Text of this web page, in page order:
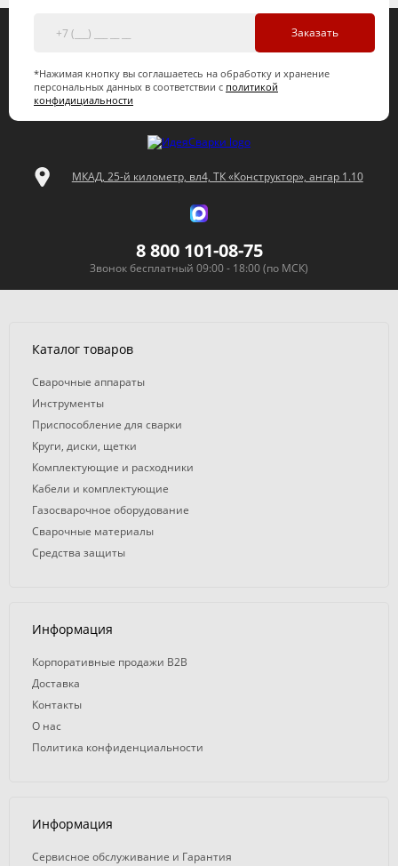
Заказать
*Нажимая кнопку вы соглашаетесь на обработку и хранение
персональных данных в соответствии с политикой
конфидициальности
МКАД, 25-й километр, вл4, ТК «Конструктор», ангар 1.10
8 800 101-08-75
Звонок бесплатный 09:00 - 18:00 (по МСК)
Каталог товаров
Сварочные аппараты
Инструменты
Приспособление для сварки
Круги, диски, щетки
Комплектующие и расходники
Кабели и комплектующие
Газосварочное оборудование
Сварочные материалы
Средства защиты
Информация
Корпоративные продажи B2B
Доставка
Контакты
О нас
Политика конфиденциальности
Информация
Сервисное обслуживание и Гарантия